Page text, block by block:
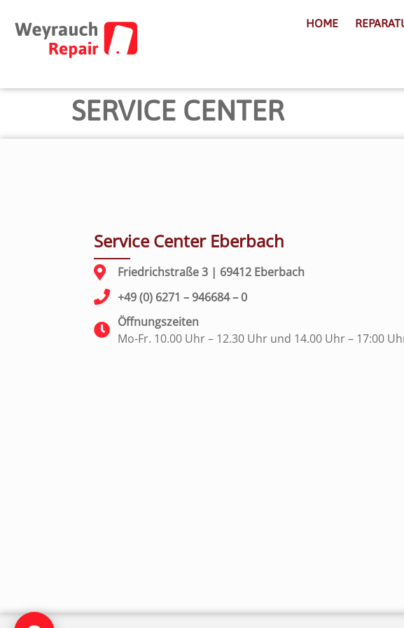
HOME
SERVICE CENTER
Service Center Eberbach
Friedrichstraße 3 | 69412 Eberbach
+49 (0) 6271 – 946684 – 0
Öffnungszeiten
Mo-Fr. 10.00 Uhr – 12.30 Uhr und 14.00 Uhr – 17:00